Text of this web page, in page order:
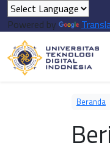
Powered by
Beranda